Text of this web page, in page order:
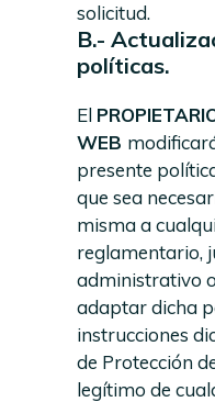
solicitud.
B.-
políticas.
El
WEB
presente
que sea
misma a
reglamentario,
administrativo
adaptar dicha
instrucciones
de Protección
legítimo de